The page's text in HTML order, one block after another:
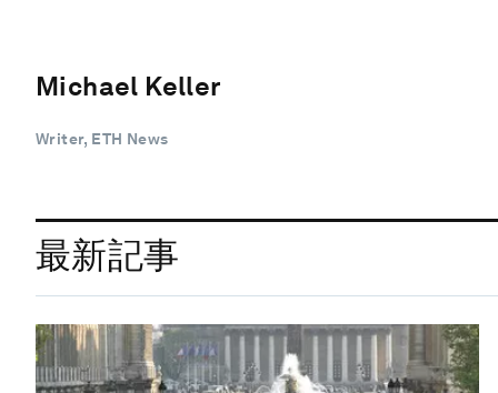
Michael Keller
Writer, ETH News
最新記事